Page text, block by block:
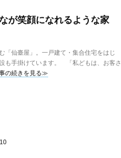
が笑顔になれるような家
仙臺屋」。一戸建て・集合住宅をはじ
も手掛けています。 「私どもは、お客さ
の続きを見る≫